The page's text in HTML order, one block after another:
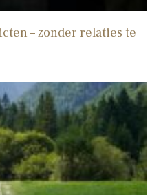
– zonder relaties te